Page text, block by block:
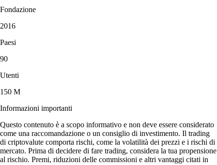
Fondazione
2016
Paesi
90
Utenti
150 M
Informazioni importanti
Questo contenuto è a scopo informativo e non deve essere considerato
come una raccomandazione o un consiglio di investimento. Il trading
di criptovalute comporta rischi, come la volatilità dei prezzi e i rischi di
mercato. Prima di decidere di fare trading, considera la tua propensione
al rischio. Premi, riduzioni delle commissioni e altri vantaggi citati in